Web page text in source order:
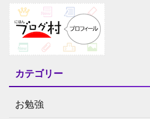
カテゴリー
お勉強